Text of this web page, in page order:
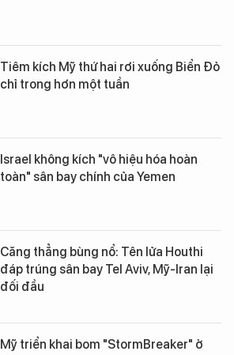
Tiêm kích Mỹ thứ hai rơi xuống Biển Đỏ
chỉ trong hơn một tuần
Israel không kích "vô hiệu hóa hoàn
toàn" sân bay chính của Yemen
Căng thẳng bùng nổ: Tên lửa Houthi
đáp trúng sân bay Tel Aviv, Mỹ-Iran lại
đối đầu
Mỹ triển khai bom "StormBreaker" ở